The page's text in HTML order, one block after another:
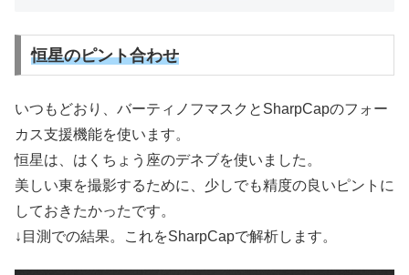
恒星のピント合わせ
いつもどおり、バーティノフマスクとSharpCapのフォー
カス支援機能を使います。
恒星は、はくちょう座のデネブを使いました。
美しい東を撮影するために、少しでも精度の良いピントに
しておきたかったです。
↓目測での結果。これをSharpCapで解析します。